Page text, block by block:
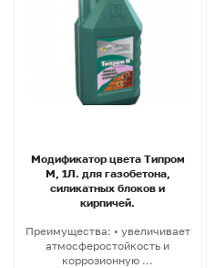
Модификатор цвета Типром
М, 1Л. для газобетона,
силикатных блоков и
кирпичей.
Преимущества: • увеличивает
атмосферостойкость и
коррозионную ...